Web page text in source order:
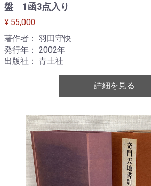
盤 1函3点入り
¥ 55,000
著作者： 羽田守快
発行年： 2002年
出版社： 青土社
詳細を見る